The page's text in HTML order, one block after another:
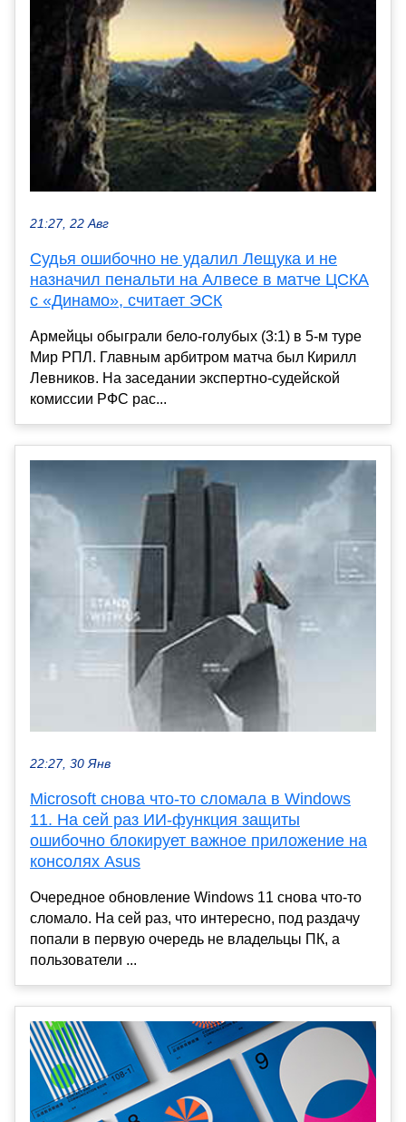
21:27, 22 Авг
Судья ошибочно не удалил Лещука и не
назначил пенальти на Алвесе в матче ЦСКА
с «Динамо», считает ЭСК
Армейцы обыграли бело-голубых (3:1) в 5-м туре
Мир РПЛ. Главным арбитром матча был Кирилл
Левников. На заседании экспертно-судейской
комиссии РФС рас...
22:27, 30 Янв
Microsoft снова что-то сломала в Windows
11. На сей раз ИИ-функция защиты
ошибочно блокирует важное приложение на
консолях Asus
Очередное обновление Windows 11 снова что-то
сломало. На сей раз, что интересно, под раздачу
попали в первую очередь не владельцы ПК, а
пользователи ...